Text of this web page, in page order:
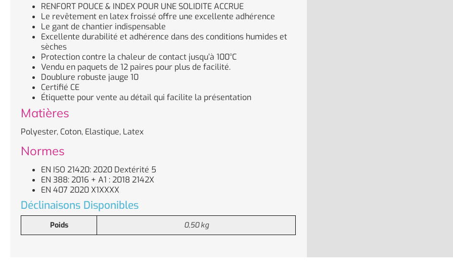
RENFORT POUCE & INDEX POUR UNE SOLIDITE ACCRUE
Le revêtement en latex froissé offre une excellente adhérence
Le gant de chantier indispensable
Excellente durabilité et adhérence dans des conditions humides et
sèches
Protection contre la chaleur de contact jusqu’à 100°C
Vendu en paquets de 12 paires pour plus de facilité.
Doublure robuste jauge 10
Certifié CE
Étiquette pour vente au détail qui facilite la présentation
Matières
Polyester, Coton, Elastique, Latex
Normes
EN ISO 21420: 2020 Dextérité 5
EN 388: 2016 + A1 : 2018 2142X
EN 407 2020 X1XXXX
Déclinaisons Disponibles
Poids 0,50 kg